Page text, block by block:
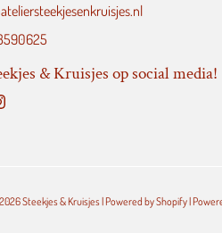
& Kruisjes op social media!
Steekjes & Kruisjes| Powered byShopify|